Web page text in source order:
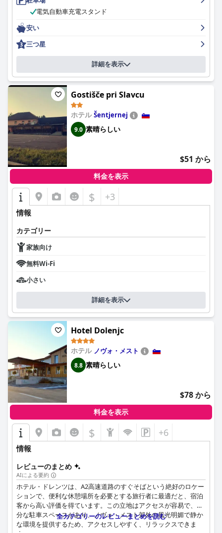
電気自動車充電スタンド
安い
三つ星
詳細を表示
Gostišče pri Slavcu
ホテルŠentjernej
9.0 素晴らしい
$51 から
料金を表示
$ +3
情報
カテゴリー
家族向け
無料Wi-Fi
小さい
詳細を表示
Hotel Dolenjc
ホテル ノヴォ・メスト
8.8 素晴らしい
$78 から
料金を表示
$ +6
情報
レビューのまとめ
AIによる要約
ホテル・ドレンツは、A2高速道路のすぐそばという絶好のロケー
ションで、便利な休憩場所を必要とする旅行者に最適だと、宿泊
客から高い評価を得ています。この立地はアクセスが容易で、十
分な駐車スペースがあり、ノヴォ・メスト郊外の風光明媚で静か
な環境を提供するため、アクセスしやすく、リラックスできま
全カテゴリーのレビューまとめを読む